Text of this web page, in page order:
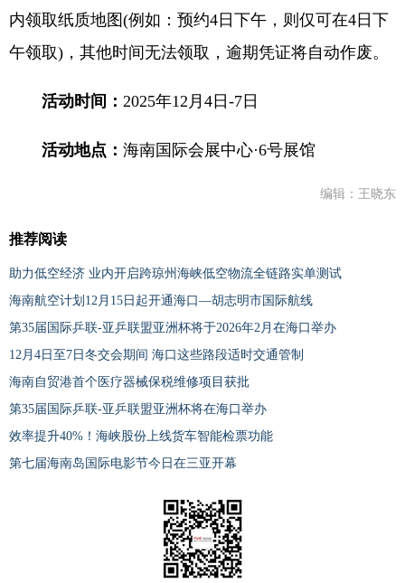
内领取纸质地图(例如：预约4日下午，则仅可在4日下
午领取)，其他时间无法领取，逾期凭证将自动作废。
活动时间： 2025年12月4日-7日
活动地点： 海南国际会展中心·6号展馆
编辑：王晓东
推荐阅读
助力低空经济 业内开启跨琼州海峡低空物流全链路实单测试
海南航空计划12月15日起开通海口—胡志明市国际航线
第35届国际乒联-亚乒联盟亚洲杯将于2026年2月在海口举办
12月4日至7日冬交会期间 海口这些路段适时交通管制
海南自贸港首个医疗器械保税维修项目获批
第35届国际乒联-亚乒联盟亚洲杯将在海口举办
效率提升40%！海峡股份上线货车智能检票功能
第七届海南岛国际电影节今日在三亚开幕